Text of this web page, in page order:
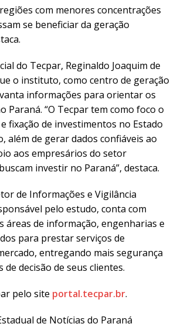
com menores concentrações
se beneficiar da geração
do Tecpar, Reginaldo Joaquim de
o instituto, como centro de geração
informações para orientar os
Paraná. “O Tecpar tem como foco o
fixação de investimentos no Estado
além de gerar dados confiáveis ao
aos empresários do setor
investir no Paraná”, destaca.
de Informações e Vigilância
pelo estudo, conta com
áreas de informação, engenharias e
para prestar serviços de
entregando mais segurança
de decisão de seus clientes.
pelo site portal.tecpar.br.
de Notícias do Paraná